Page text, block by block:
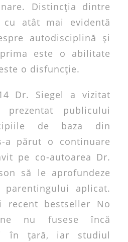
Distincţia dintre
atât mai evidentă
autodisciplină şi
este o abilitate
o disfuncţie.
Dr. Siegel a vizitat
publicului
de baza din
a părut o continuare
pe co-autoarea Dr.
să le aprofundeze
parentingului aplicat.
recent bestseller No
nu fusese încă
în ţară, iar studiul